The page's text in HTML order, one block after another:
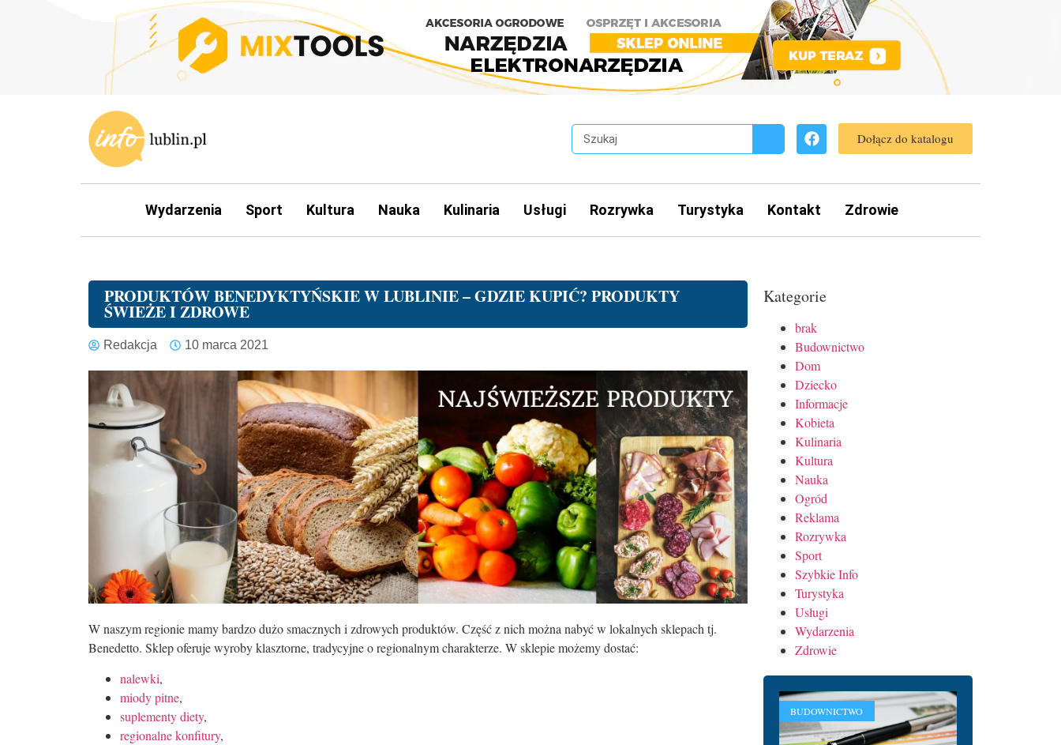
Dołącz do katalogu
Wydarzenia Sport Kultura Nauka Kulinaria Usługi Rozrywka Turystyka Kontakt Zdrowie
PRODUKTÓW BENEDYKTYŃSKIE W LUBLINIE – GDZIE KUPIĆ? PRODUKTY
ŚWIEŻE I ZDROWE
Redakcja 10 marca 2021
W naszym regionie mamy bardzo dużo smacznych i zdrowych produktów. Część z nich można nabyć w lokalnych sklepach tj.
Benedetto. Sklep oferuje wyroby klasztorne, tradycyjne o regionalnym charakterze. W sklepie możemy dostać:
nalewki,
miody pitne,
suplementy diety,
regionalne konfitury,
Kategorie
brak
Budownictwo
Dom
Dziecko
Informacje
Kobieta
Kulinaria
Kultura
Nauka
Ogród
Reklama
Rozrywka
Sport
Szybkie Info
Turystyka
Usługi
Wydarzenia
Zdrowie
BUDOWNICTWO